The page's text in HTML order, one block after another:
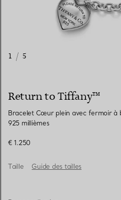
1 / 5
Return to Tiffany™
Bracelet Cœur plein avec fermoir à
925 millièmes
€ 1.250
Taille Guide des tailles